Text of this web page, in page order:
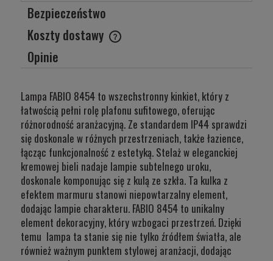
Bezpieczeństwo
Koszty dostawy
Cena nie zawiera ewentualnych kosztów płatności
Opinie
Lampa FABIO 8454 to wszechstronny kinkiet, który z
łatwością pełni rolę plafonu sufitowego, oferując
różnorodność aranżacyjną. Ze standardem IP44 sprawdzi
się doskonale w różnych przestrzeniach, także łazience,
łącząc funkcjonalność z estetyką. Stelaż w eleganckiej
kremowej bieli nadaje lampie subtelnego uroku,
doskonale komponując się z kulą ze szkła. Ta kulka z
efektem marmuru stanowi niepowtarzalny element,
dodając lampie charakteru. FABIO 8454 to unikalny
element dekoracyjny, który wzbogaci przestrzeń. Dzięki
temu lampa ta stanie się nie tylko źródłem światła, ale
również ważnym punktem stylowej aranżacji, dodając